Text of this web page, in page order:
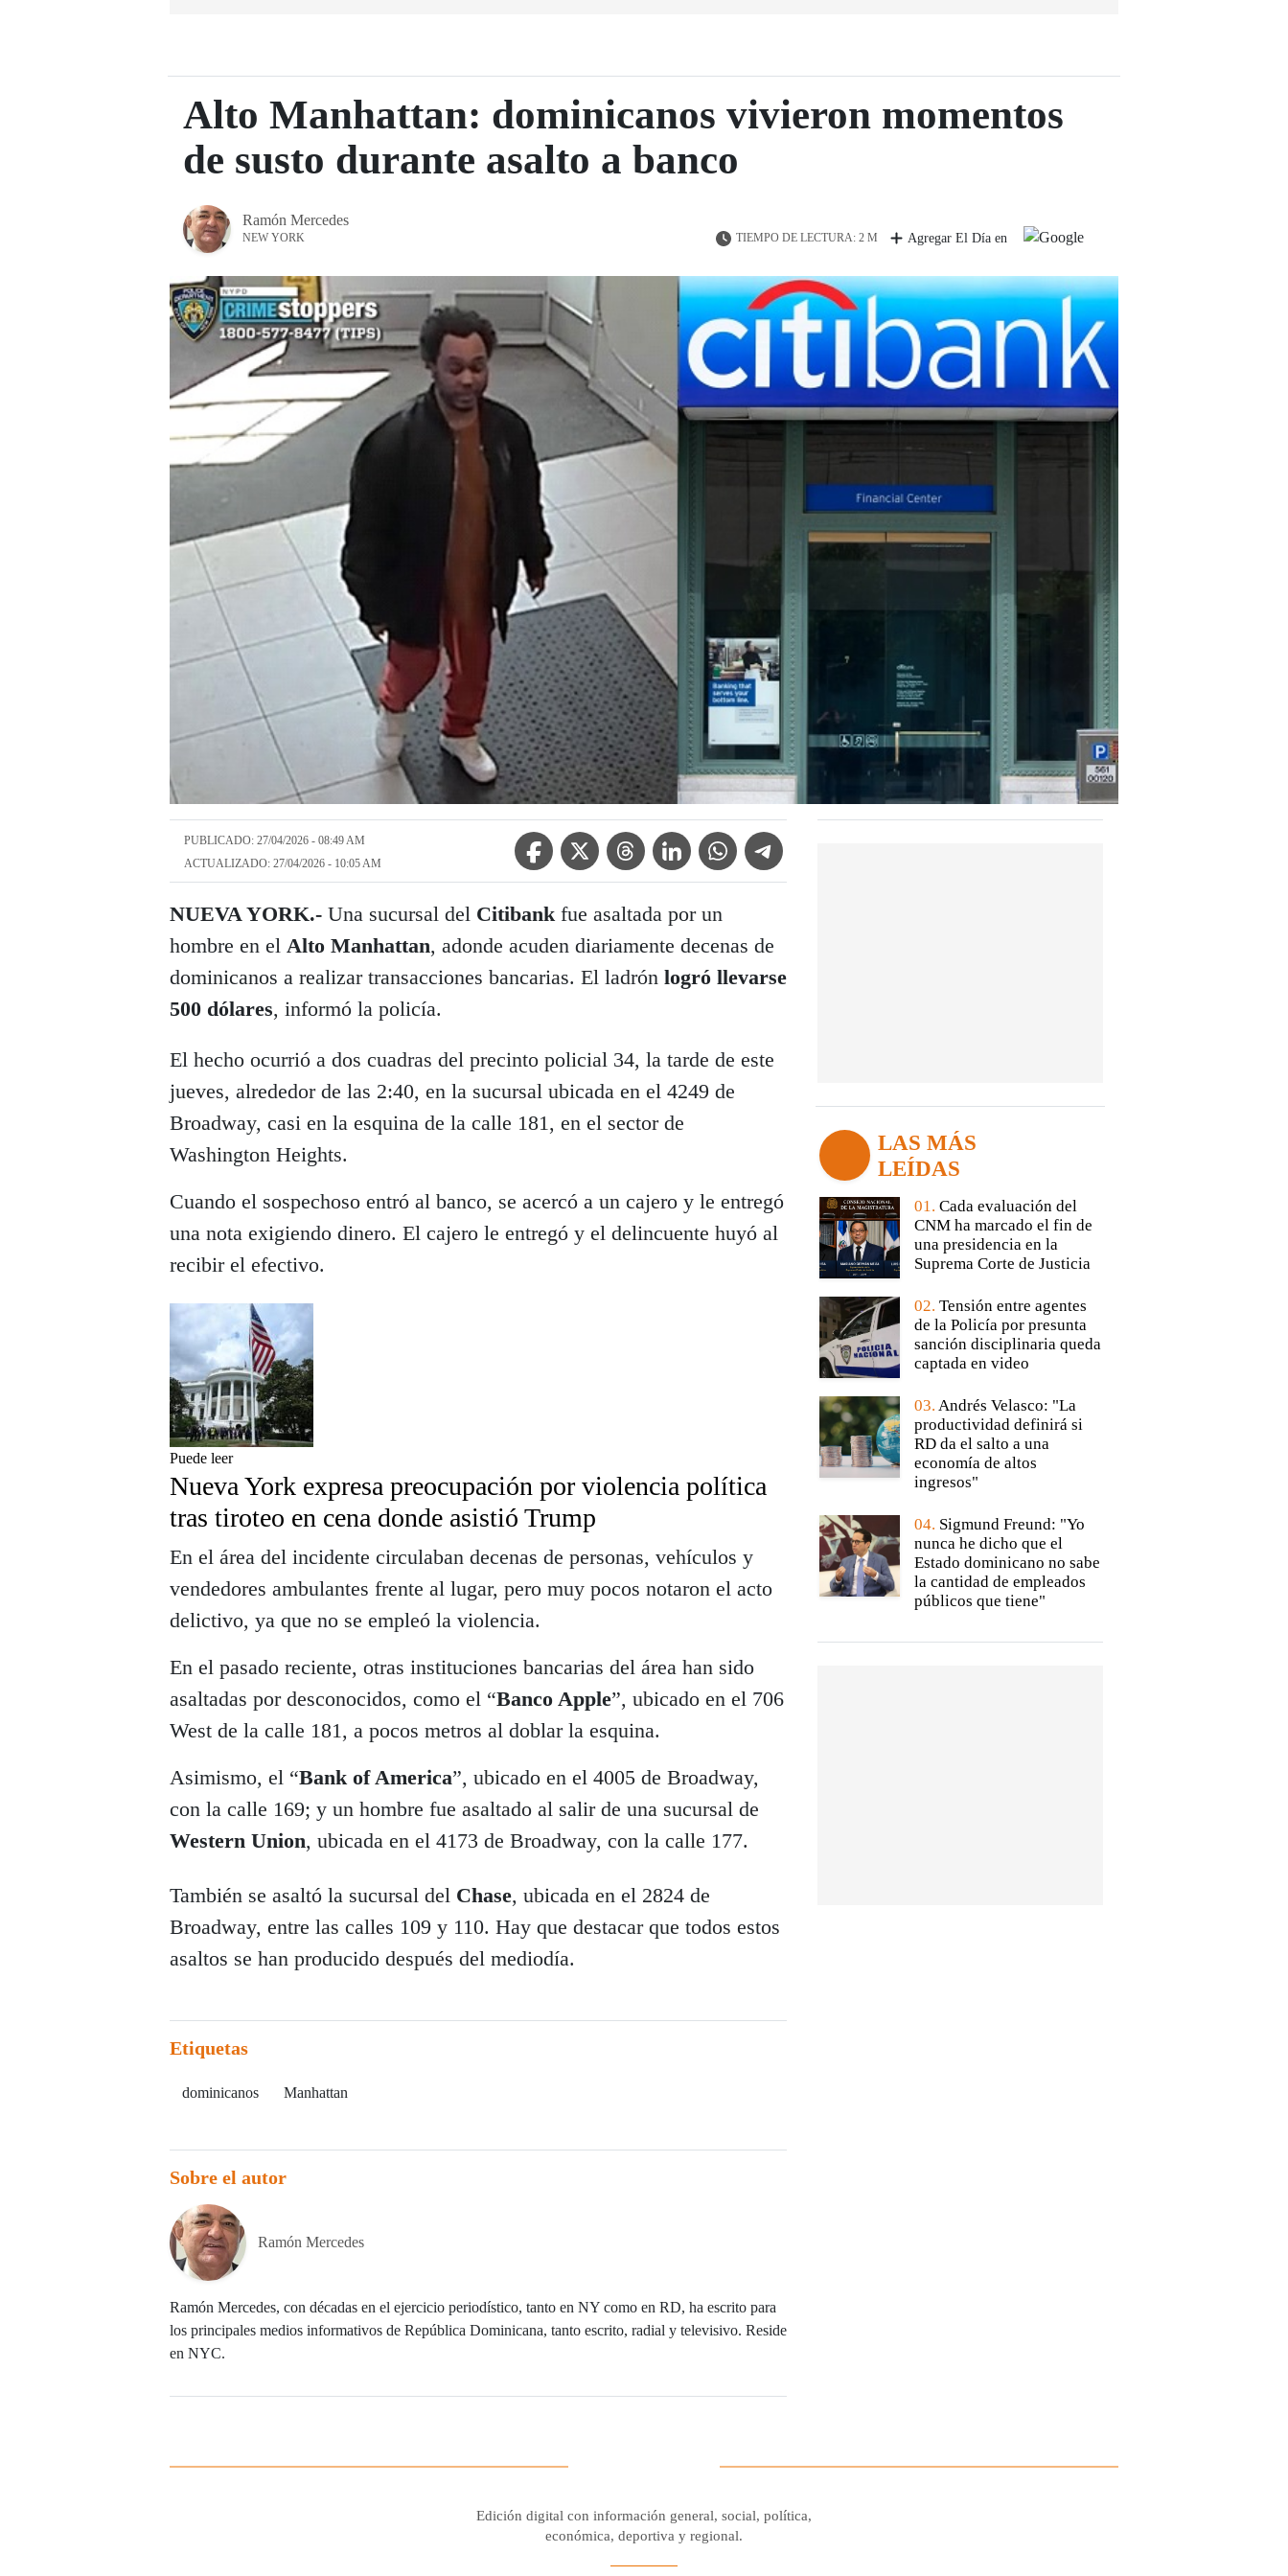
Alto Manhattan: dominicanos vivieron momentos
de susto durante asalto a banco
Ramón Mercedes
NEW YORK TIEMPO DE LECTURA: 2 M Agregar El Día en
PUBLICADO: 27/04/2026 - 08:49 AM
ACTUALIZADO: 27/04/2026 - 10:05 AM
Facebook IconTwitter IconThreads IconLinkedin IconWhatsApp IconTelegram Icon
NUEVA YORK.- Una sucursal del Citibank fue asaltada por un
hombre en el Alto Manhattan, adonde acuden diariamente decenas de
dominicanos a realizar transacciones bancarias. El ladrón logró llevarse
500 dólares, informó la policía.
El hecho ocurrió a dos cuadras del precinto policial 34, la tarde de este
jueves, alrededor de las 2:40, en la sucursal ubicada en el 4249 de
Broadway, casi en la esquina de la calle 181, en el sector de
Washington Heights.
Cuando el sospechoso entró al banco, se acercó a un cajero y le entregó
una nota exigiendo dinero. El cajero le entregó y el delincuente huyó al
recibir el efectivo.
Puede leer
Nueva York expresa preocupación por violencia política
tras tiroteo en cena donde asistió Trump
En el área del incidente circulaban decenas de personas, vehículos y
vendedores ambulantes frente al lugar, pero muy pocos notaron el acto
delictivo, ya que no se empleó la violencia.
En el pasado reciente, otras instituciones bancarias del área han sido
asaltadas por desconocidos, como el “Banco Apple”, ubicado en el 706
West de la calle 181, a pocos metros al doblar la esquina.
Asimismo, el “Bank of America”, ubicado en el 4005 de Broadway,
con la calle 169; y un hombre fue asaltado al salir de una sucursal de
Western Union, ubicada en el 4173 de Broadway, con la calle 177.
También se asaltó la sucursal del Chase, ubicada en el 2824 de
Broadway, entre las calles 109 y 110. Hay que destacar que todos estos
asaltos se han producido después del mediodía.
Etiquetas
dominicanos Manhattan
Sobre el autor
Ramón Mercedes
Ramón Mercedes, con décadas en el ejercicio periodístico, tanto en NY como en RD, ha escrito para
los principales medios informativos de República Dominicana, tanto escrito, radial y televisivo. Reside
en NYC.
LAS MÁS
LEÍDAS
01. Cada evaluación del
CNM ha marcado el fin de
una presidencia en la
Suprema Corte de Justicia
02. Tensión entre agentes
de la Policía por presunta
sanción disciplinaria queda
captada en video
03. Andrés Velasco: "La
productividad definirá si
RD da el salto a una
economía de altos
ingresos"
04. Sigmund Freund: "Yo
nunca he dicho que el
Estado dominicano no sabe
la cantidad de empleados
públicos que tiene"
Edición digital con información general, social, política,
económica, deportiva y regional.